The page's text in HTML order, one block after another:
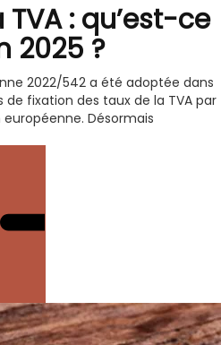
: qu’est-ce
2025 ?
2022/542 a été adoptée dans
de fixation des taux de la TVA par
Désormais